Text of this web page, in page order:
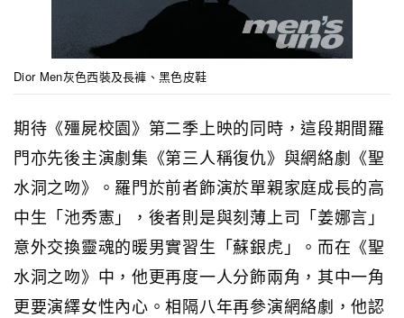
Dior Men灰色西裝及長褲、黑色皮鞋
期待《殭屍校園》第二季上映的同時，這段期間羅
門亦先後主演劇集《第三人稱復仇》與網絡劇《聖
水洞之吻》。羅門於前者飾演於單親家庭成長的高
中生「池秀憲」，後者則是與刻薄上司「姜娜言」
意外交換靈魂的暖男實習生「蘇銀虎」。而在《聖
水洞之吻》中，他更再度一人分飾兩角，其中一角
更要演繹女性內心。相隔八年再參演網絡劇，他認